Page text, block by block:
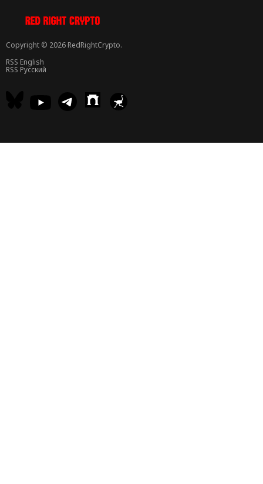
Copyright © 2026 RedRightCrypto.
RSS English
RSS Русский